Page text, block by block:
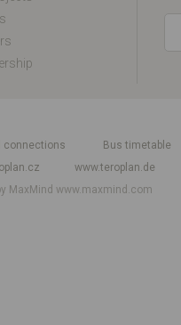
connections
Bus timetable
www.teroplan.de
MaxMindwww.maxmind.com